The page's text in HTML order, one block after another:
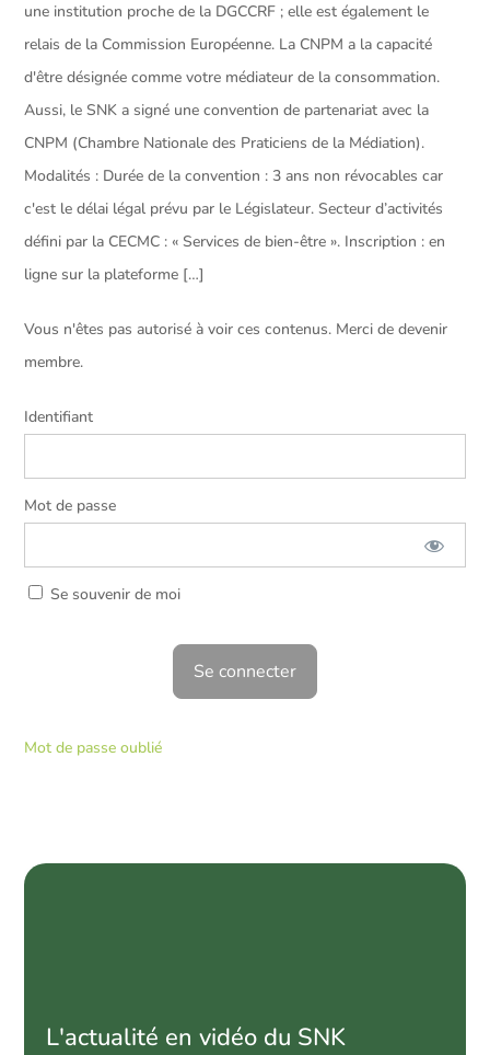
une institution proche de la DGCCRF ; elle est également le
relais de la Commission Européenne. La CNPM a la capacité
d'être désignée comme votre médiateur de la consommation.
Aussi, le SNK a signé une convention de partenariat avec la
CNPM (Chambre Nationale des Praticiens de la Médiation).
Modalités : Durée de la convention : 3 ans non révocables car
c'est le délai légal prévu par le Législateur. Secteur d’activités
défini par la CECMC : « Services de bien-être ». Inscription : en
ligne sur la plateforme […]
Vous n'êtes pas autorisé à voir ces contenus. Merci de devenir
membre.
Identifiant
Mot de passe
Se souvenir de moi
Mot de passe oublié
L'actualité en vidéo du SNK